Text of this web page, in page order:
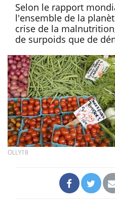
Selon le rapport
l'ensemble de la
crise de la
de surpoids que de
OLLY18